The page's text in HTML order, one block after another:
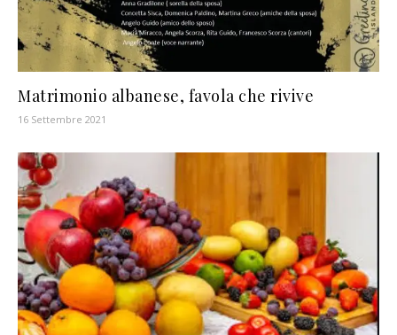
Matrimonio albanese, favola che rivive
16 Settembre 2021